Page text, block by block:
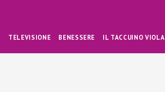
TELEVISIONE BENESSERE IL TACCUINO VIOLA